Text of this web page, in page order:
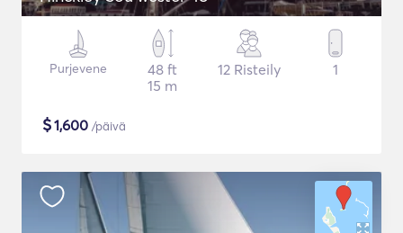
Purjevene
48 ft
15 m
12 Risteily 1
$1,600 /päivä